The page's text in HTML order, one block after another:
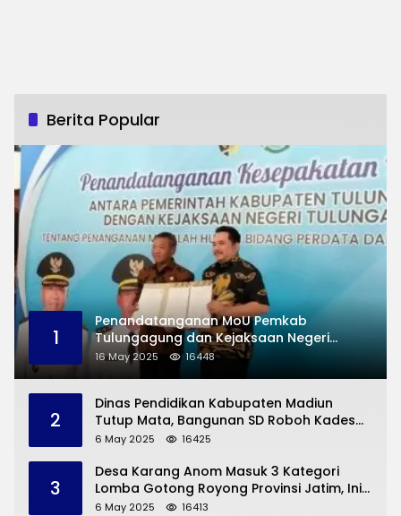
Berita Popular
1
Penandatanganan MoU Pemkab
Tulungagung dan Kejaksaan Negeri
Permasalahan Hukum
16 May 2025 16448
2
Dinas Pendidikan Kabupaten Madiun
Tutup Mata, Bangunan SD Roboh Kades
Dermorejo Bangun Pakai Dana Pribadi
6 May 2025 16425
3
Desa Karang Anom Masuk 3 Kategori
Lomba Gotong Royong Provinsi Jatim, Ini
yang Disampaikan Sekda Trenggalek
6 May 2025 16413